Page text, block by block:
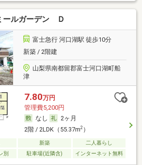
ールガーデン Ｄ
富士急行 河口湖駅 徒歩10分
新築 / 2階建
山梨県南都留郡富士河口湖町船
津
7.80万円
管理費5,200円
なし
2ヶ月
2階 / 2LDK（55.37m2）
新築
二人暮らし
別
駐車場(近隣含) インターネット無料